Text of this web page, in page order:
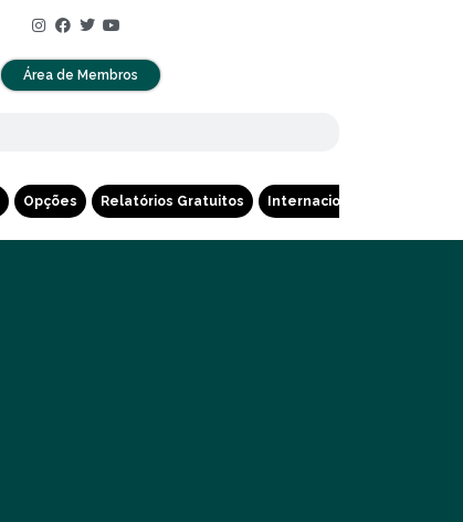
Área de Membros
Opções Relatórios Gratuitos Internacional